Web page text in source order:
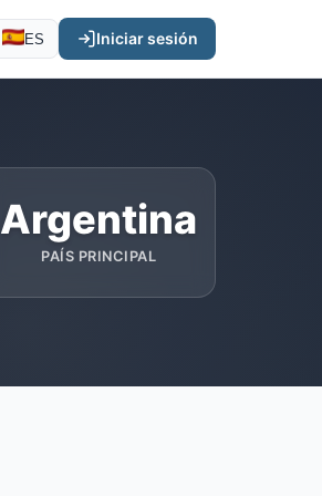
ES Iniciar sesión
Argentina
PAÍS PRINCIPAL